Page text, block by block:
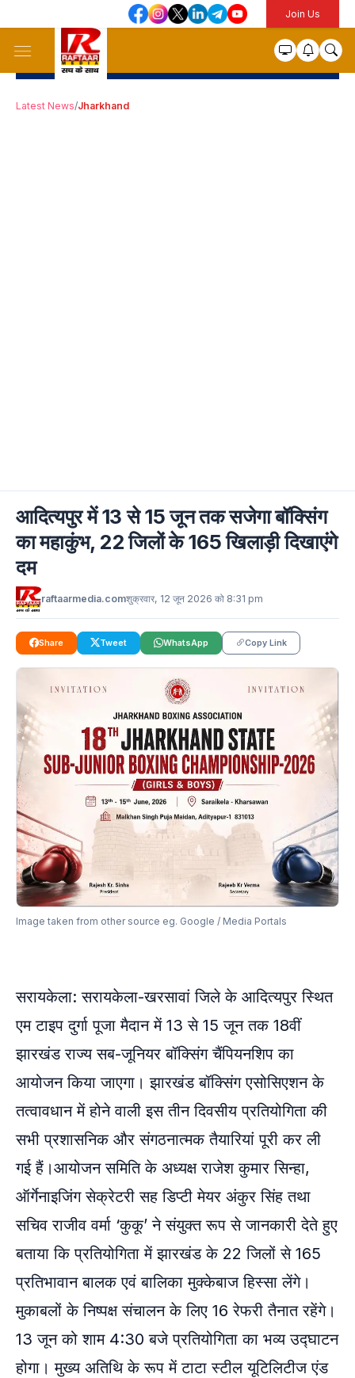
Join Us
Latest News/Jharkhand
आदित्यपुर में 13 से 15 जून तक सजेगा बॉक्सिंग
का महाकुंभ, 22 जिलों के 165 खिलाड़ी दिखाएंगे
दम
raftaarmedia.comशुक्रवार, 12 जून 2026 को 8:31 pm
Share Tweet WhatsApp Copy Link
Image taken from other source eg. Google / Media Portals
सरायकेला: सरायकेला-खरसावां जिले के आदित्यपुर स्थित
एम टाइप दुर्गा पूजा मैदान में 13 से 15 जून तक 18वीं
झारखंड राज्य सब-जूनियर बॉक्सिंग चैंपियनशिप का
आयोजन किया जाएगा। झारखंड बॉक्सिंग एसोसिएशन के
तत्वावधान में होने वाली इस तीन दिवसीय प्रतियोगिता की
सभी प्रशासनिक और संगठनात्मक तैयारियां पूरी कर ली
गई हैं।आयोजन समिति के अध्यक्ष राजेश कुमार सिन्हा,
ऑर्गेनाइजिंग सेक्रेटरी सह डिप्टी मेयर अंकुर सिंह तथा
सचिव राजीव वर्मा ‘कुकू’ ने संयुक्त रूप से जानकारी देते हुए
बताया कि प्रतियोगिता में झारखंड के 22 जिलों से 165
प्रतिभावान बालक एवं बालिका मुक्केबाज हिस्सा लेंगे।
मुकाबलों के निष्पक्ष संचालन के लिए 16 रेफरी तैनात रहेंगे।
13 जून को शाम 4:30 बजे प्रतियोगिता का भव्य उद्घाटन
होगा। मुख्य अतिथि के रूप में टाटा स्टील यूटिलिटीज एंड